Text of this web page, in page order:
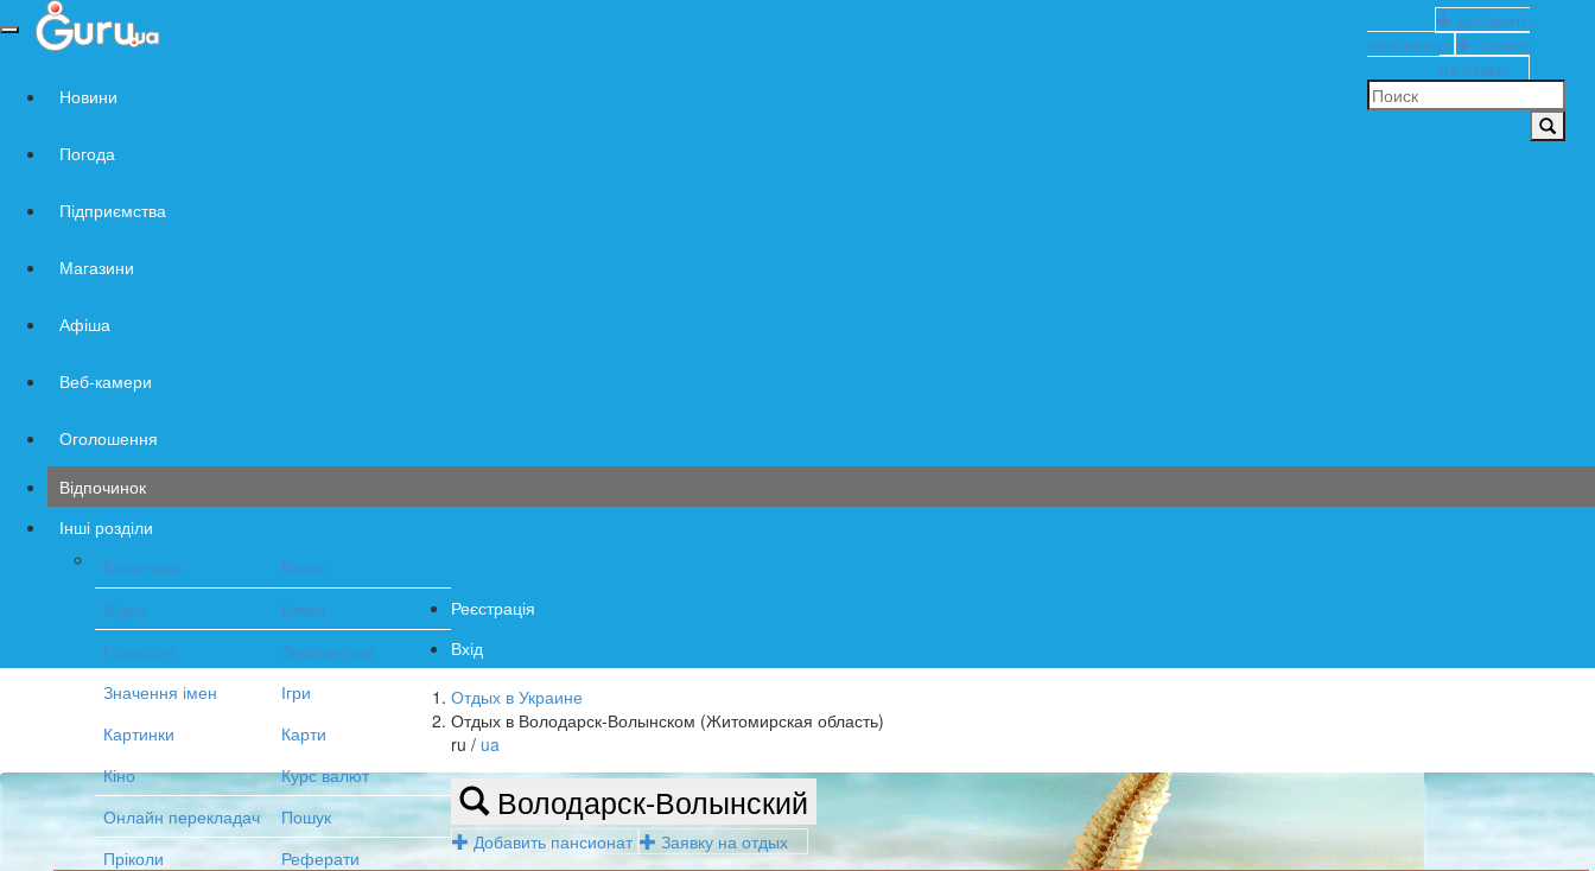
Навигация
Новини
Погода
Підприємства
Магазини
Афіша
Веб-камери
Оголошення
Відпочинок
Інші розділи
Бібліотека
Блоги
Відео
Влоги
Гороскоп
Знайомства
Значення імен
Ігри
Картинки
Карти
Кіно
Курс валют
Онлайн перекладач
Пошук
Пріколи
Реферати
Реєстрація
Вхід
Отдых в Украине
Отдых в Володарск-Волынском (Житомирская область)
ru / ua
Володарск-Волынский
Добавить пансионат Заявку на отдых
Добавить
пансионат
Заявку
на отдых